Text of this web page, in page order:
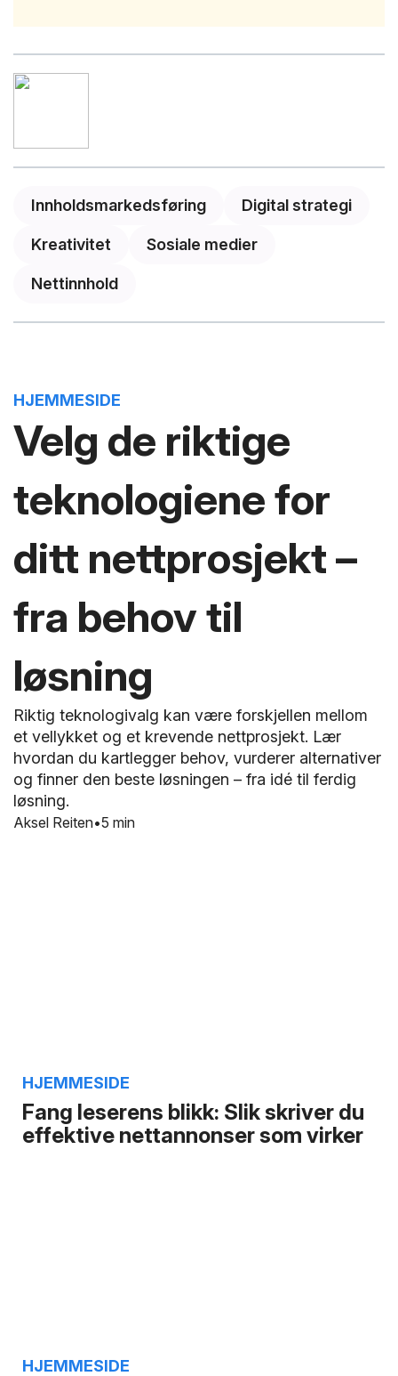
Innholdsmarkedsføring Digital strategi
Kreativitet Sosiale medier
Nettinnhold
Velg de riktige
teknologiene for
ditt nettprosjekt –
fra behov til
løsning
HJEMMESIDE
5 min
Riktig teknologivalg kan være forskjellen mellom
et vellykket og et krevende nettprosjekt. Lær
hvordan du kartlegger behov, vurderer alternativer
og finner den beste løsningen – fra idé til ferdig
løsning.
Aksel Reiten
Fang leserens blikk: Slik skriver du
effektive nettannonser som virker
HJEMMESIDE
HJEMMESIDE